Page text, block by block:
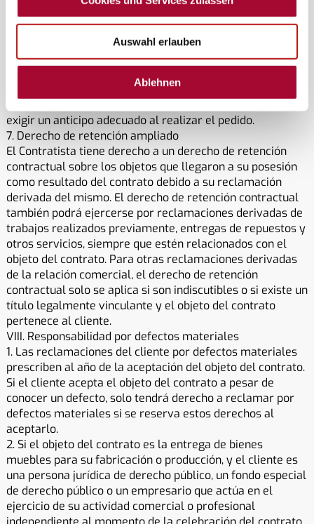
Auswahl erlauben
Ablehnen
2. El Cliente solo podrá compensar las reclamaciones del
Contratista si su contrademanda es indiscutible o si existe
un título legalmente vinculante. Esto no se aplica a las
contrademandas del Cliente derivadas del mismo
retención si se basa en reclamaciones derivadas de la
exigir un anticipo adecuado al realizar el pedido.
7. Derecho de retención ampliado
El Contratista tiene derecho a un derecho de retención
contractual sobre los objetos que llegaron a su posesión
como resultado del contrato debido a su reclamación
derivada del mismo. El derecho de retención contractual
también podrá ejercerse por reclamaciones derivadas de
trabajos realizados previamente, entregas de repuestos y
otros servicios, siempre que estén relacionados con el
objeto del contrato. Para otras reclamaciones derivadas
de la relación comercial, el derecho de retención
contractual solo se aplica si son indiscutibles o si existe un
título legalmente vinculante y el objeto del contrato
pertenece al cliente.
VIII. Responsabilidad por defectos materiales
1. Las reclamaciones del cliente por defectos materiales
prescriben al año de la aceptación del objeto del contrato.
Si el cliente acepta el objeto del contrato a pesar de
conocer un defecto, solo tendrá derecho a reclamar por
defectos materiales si se reserva estos derechos al
aceptarlo.
2. Si el objeto del contrato es la entrega de bienes
muebles para su fabricación o producción, y el cliente es
una persona jurídica de derecho público, un fondo especial
de derecho público o un empresario que actúa en el
ejercicio de su actividad comercial o profesional